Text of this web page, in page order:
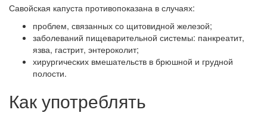
Савойская капуста противопоказана в случаях:
проблем, связанных со щитовидной железой;
заболеваний пищеварительной системы: панкреатит,
язва, гастрит, энтероколит;
хирургических вмешательств в брюшной и грудной
полости.
Как употреблять